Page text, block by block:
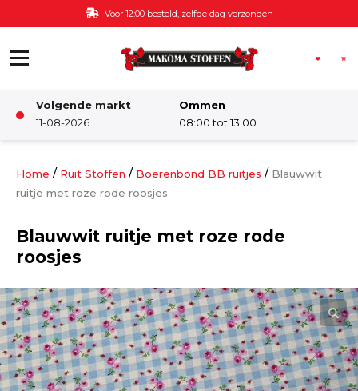
Ga naar de inhoud Voor 12:00 besteld, zelfde dag verzonden
Volgende markt
11-08-2026
Ommen
08:00 tot 13:00
Damesstoffen
Kinderkamer
Katoen
Home / Ruit Stoffen / Boerenbond BB ruitjes / Blauwwit
ruitje met roze rode roosjes
Blauwwit ruitje met roze rode
roosjes